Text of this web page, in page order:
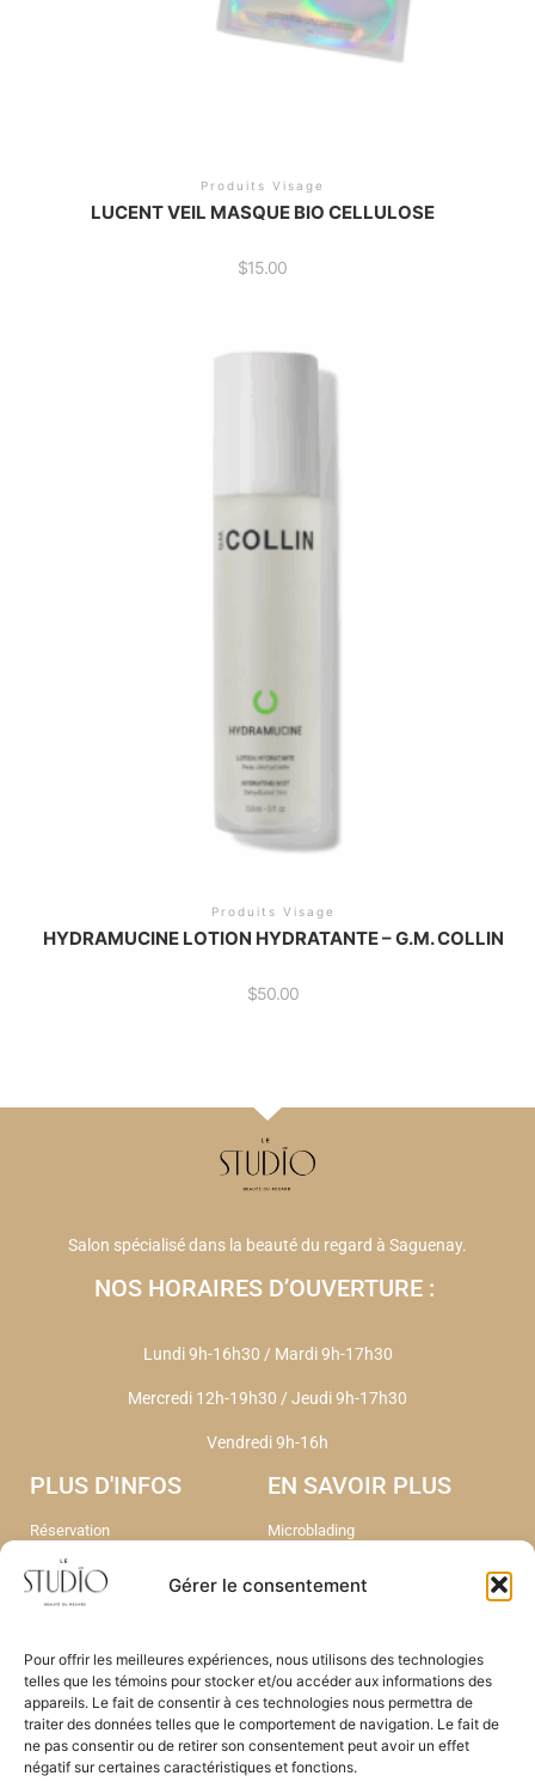
Gérer le consentement
Pour offrir les meilleures expériences, nous utilisons des technologies
telles que les témoins pour stocker et/ou accéder aux informations des
appareils. Le fait de consentir à ces technologies nous permettra de
traiter des données telles que le comportement de navigation. Le fait de
ne pas consentir ou de retirer son consentement peut avoir un effet
négatif sur certaines caractéristiques et fonctions.
Produits Visage
LUCENT VEIL MASQUE BIO CELLULOSE
$15.00
Produits Visage
HYDRAMUCINE LOTION HYDRATANTE – G.M. COLLIN
$50.00
Salon spécialisé dans la beauté du regard à Saguenay.
NOS HORAIRES D’OUVERTURE :
Lundi 9h-16h30 / Mardi 9h-17h30
Mercredi 12h-19h30 / Jeudi 9h-17h30
Vendredi 9h-16h
PLUS D'INFOS
Réservation
Liste d'attente Soin
Le microblading
FAQ
A propos
EN SAVOIR PLUS
Microblading
Head Spa
Nos Tarifs
Portfolio